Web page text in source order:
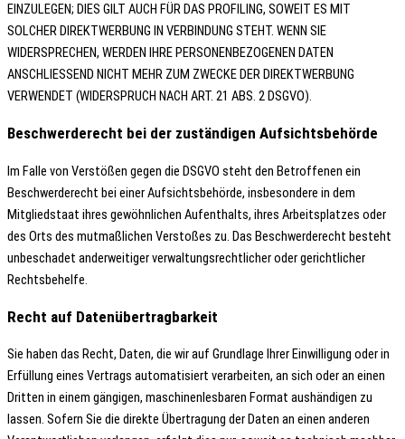
EINZULEGEN; DIES GILT AUCH FÜR DAS PROFILING, SOWEIT ES MIT
SOLCHER DIREKTWERBUNG IN VERBINDUNG STEHT. WENN SIE
WIDERSPRECHEN, WERDEN IHRE PERSONENBEZOGENEN DATEN
ANSCHLIESSEND NICHT MEHR ZUM ZWECKE DER DIREKTWERBUNG
VERWENDET (WIDERSPRUCH NACH ART. 21 ABS. 2 DSGVO).
Beschwerde­recht bei der zuständigen Aufsichts­behörde
Im Falle von Verstößen gegen die DSGVO steht den Betroffenen ein
Beschwerderecht bei einer Aufsichtsbehörde, insbesondere in dem
Mitgliedstaat ihres gewöhnlichen Aufenthalts, ihres Arbeitsplatzes oder
des Orts des mutmaßlichen Verstoßes zu. Das Beschwerderecht besteht
unbeschadet anderweitiger verwaltungsrechtlicher oder gerichtlicher
Rechtsbehelfe.
Recht auf Daten­übertrag­barkeit
Sie haben das Recht, Daten, die wir auf Grundlage Ihrer Einwilligung oder in
Erfüllung eines Vertrags automatisiert verarbeiten, an sich oder an einen
Dritten in einem gängigen, maschinenlesbaren Format aushändigen zu
lassen. Sofern Sie die direkte Übertragung der Daten an einen anderen